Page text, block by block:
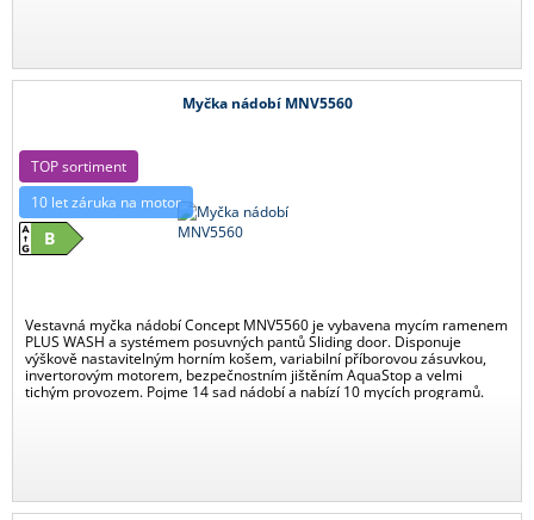
Myčka nádobí MNV5560
Vestavná myčka nádobí Concept MNV5560 je vybavena mycím ramenem
PLUS WASH a systémem posuvných pantů Sliding door. Disponuje
výškově nastavitelným horním košem, variabilní příborovou zásuvkou,
invertorovým motorem, bezpečnostním jištěním AquaStop a velmi
tichým provozem. Pojme 14 sad nádobí a nabízí 10 mycích programů.
TOP sortiment
10 let záruka na motor
B